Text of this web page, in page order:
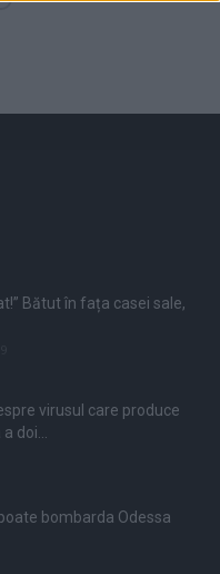
Bătut în fața casei sale,
virusul care produce
doi...
bombarda Odessa